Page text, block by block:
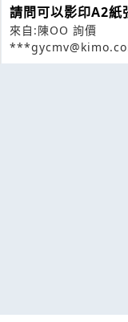
請問可以影印A2紙
來自:陳OO 詢價